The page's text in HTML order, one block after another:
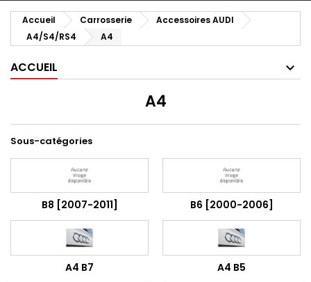
Accueil Carrosserie
Accessoires AUDI
A4/S4/RS4
A4
ACCUEIL
A4
Sous-catégories
B8 [2007-2011] B6 [2000-2006]
A4 B7 A4 B5